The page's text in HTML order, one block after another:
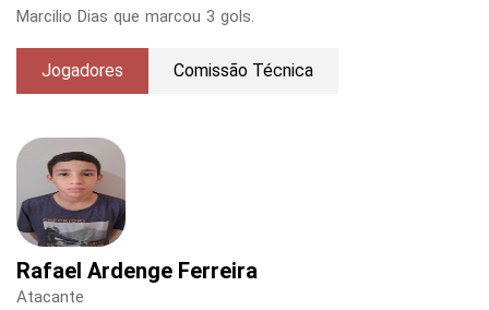
Marcilio Dias que marcou 3 gols.
Jogadores Comissão Técnica
Rafael Ardenge Ferreira
Atacante